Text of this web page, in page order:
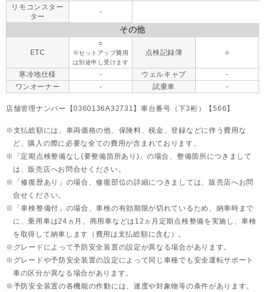
リモコンスター
ター
-
その他
ETC
○
※セットアップ費用
は別途申し受けます
点検記録簿 ○
寒冷地仕様 - ウェルキャブ
-
ワンオーナー
- 試乗車 -
店舗管理ナンバー【0360136A32731】車台番号（下3桁）【566】
支払総額には、車両価格の他、保険料、税金、登録などに伴う費用な
ど、購入の際に必要な全ての費用が含まれております。
「定期点検整備なし(要整備箇所あり)」の場合、整備箇所につきまして
は、販売店へお問合せください。
「修復歴あり」の場合、修復部位の詳細につきましては、販売店へお問
合せください。
「車検整備付」の場合、車検の有効期限が切れているため、納車時まで
に、乗用車は24ヵ月、 商用車などは12ヵ月定期点検整備を実施し、車検
を取得して納車します（費用は支払総額に含む）。
グレードによって予防安全装置の設定が異なる場合があります。
グレードや予防安全装置の設定によって同じ車種でも安全運転サポート
車の区分が異なる場合があります。
予防安全装置の各機能の作動には、速度や対象物等の条件があります。